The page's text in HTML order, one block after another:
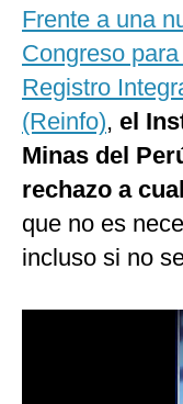
España
Internacional
Tecnología
Mix
G de Gestión
Frente a una
Congreso
Registro
(Reinfo), el
Minas del
rechazo a
que no es
incluso si no